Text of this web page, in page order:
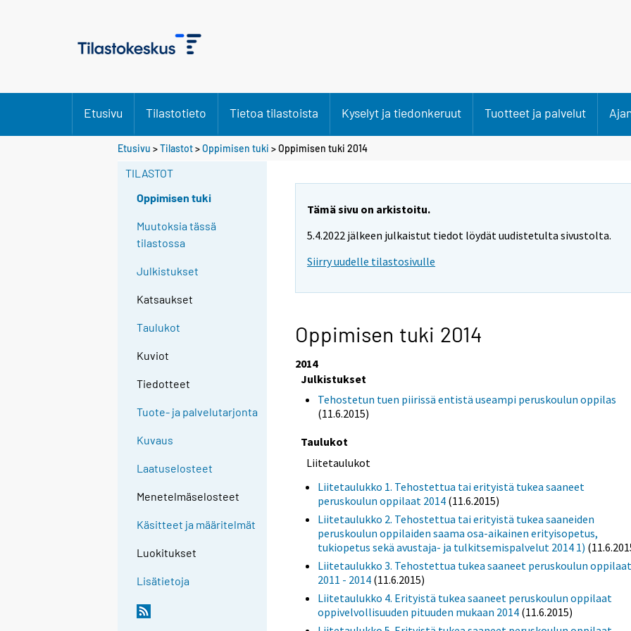
Etusivu Tilastotieto Tietoa tilastoista Kyselyt ja tiedonkeruut Tuotteet ja palvelut
Etusivu >Tilastot>Oppimisen tuki > Oppimisen tuki 2014
TILASTOT
Oppimisen tuki
Muutoksia tässä
tilastossa
Julkistukset
Katsaukset
Taulukot
Kuviot
Tiedotteet
Tuote- ja palvelutarjonta
Kuvaus
Laatuselosteet
Menetelmäselosteet
Käsitteet ja määritelmät
Luokitukset
Lisätietoja
Tämä sivu on arkistoitu.
5.4.2022 jälkeen julkaistut tiedot löydät uudistetulta sivustolta.
Siirry uudelle tilastosivulle
Oppimisen tuki 2014
2014
Julkistukset
Tehostetun tuen piirissä entistä useampi peruskoulun oppilas
(11.6.2015)
Taulukot
Liitetaulukot
Liitetaulukko 1. Tehostettua tai erityistä tukea saaneet
peruskoulun oppilaat 2014 (11.6.2015)
Liitetaulukko 2. Tehostettua tai erityistä tukea saaneiden
peruskoulun oppilaiden saama osa-aikainen erityisopetus,
tukiopetus sekä avustaja- ja tulkitsemispalvelut 2014 1)
Liitetaulukko 3. Tehostettua tukea saaneet peruskoulun
2011 - 2014 (11.6.2015)
Liitetaulukko 4. Erityistä tukea saaneet peruskoulun oppilaat
oppivelvollisuuden pituuden mukaan 2014 (11.6.2015)